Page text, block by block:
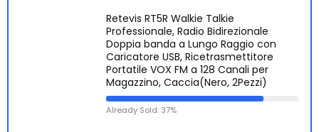
Retevis RT5R Walkie Talkie
Professionale, Radio Bidirezionale
Doppia banda a Lungo Raggio con
Caricatore USB, Ricetrasmettitore
Portatile VOX FM a 128 Canali per
Magazzino, Caccia(Nero, 2Pezzi)
Already Sold: 37%